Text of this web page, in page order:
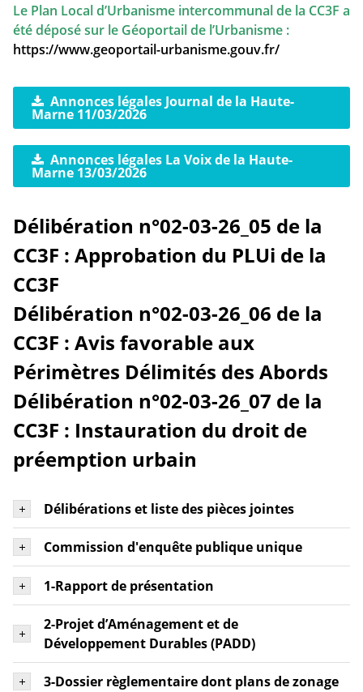
Le Plan Local d’Urbanisme intercommunal de la CC3F a
été déposé sur le Géoportail de l’Urbanisme :
https://www.geoportail-urbanisme.gouv.fr/
Annonces légales Journal de la Haute-
Marne 11/03/2026
Annonces légales La Voix de la Haute-
Marne 13/03/2026
Délibération n°02-03-26_05 de la
CC3F : Approbation du PLUi de la
CC3F
Délibération n°02-03-26_06 de la
CC3F : Avis favorable aux
Périmètres Délimités des Abords
Délibération n°02-03-26_07 de la
CC3F : Instauration du droit de
préemption urbain
Délibérations et liste des pièces jointes
Commission d'enquête publique unique
1-Rapport de présentation
2-Projet d’Aménagement et de
Développement Durables (PADD)
3-Dossier règlementaire dont plans de zonage